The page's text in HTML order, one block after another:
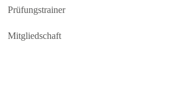
Prüfungstrainer
Mitgliedschaft